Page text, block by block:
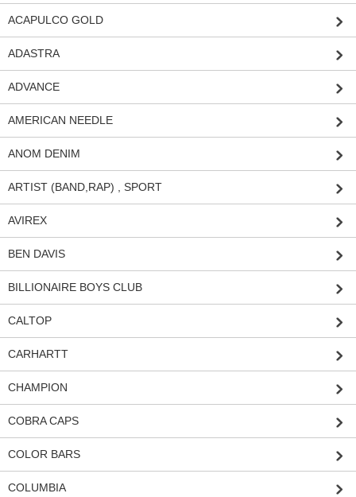
ACAPULCO GOLD
ADASTRA
ADVANCE
AMERICAN NEEDLE
ANOM DENIM
ARTIST (BAND,RAP) , SPORT
AVIREX
BEN DAVIS
BILLIONAIRE BOYS CLUB
CALTOP
CARHARTT
CHAMPION
COBRA CAPS
COLOR BARS
COLUMBIA